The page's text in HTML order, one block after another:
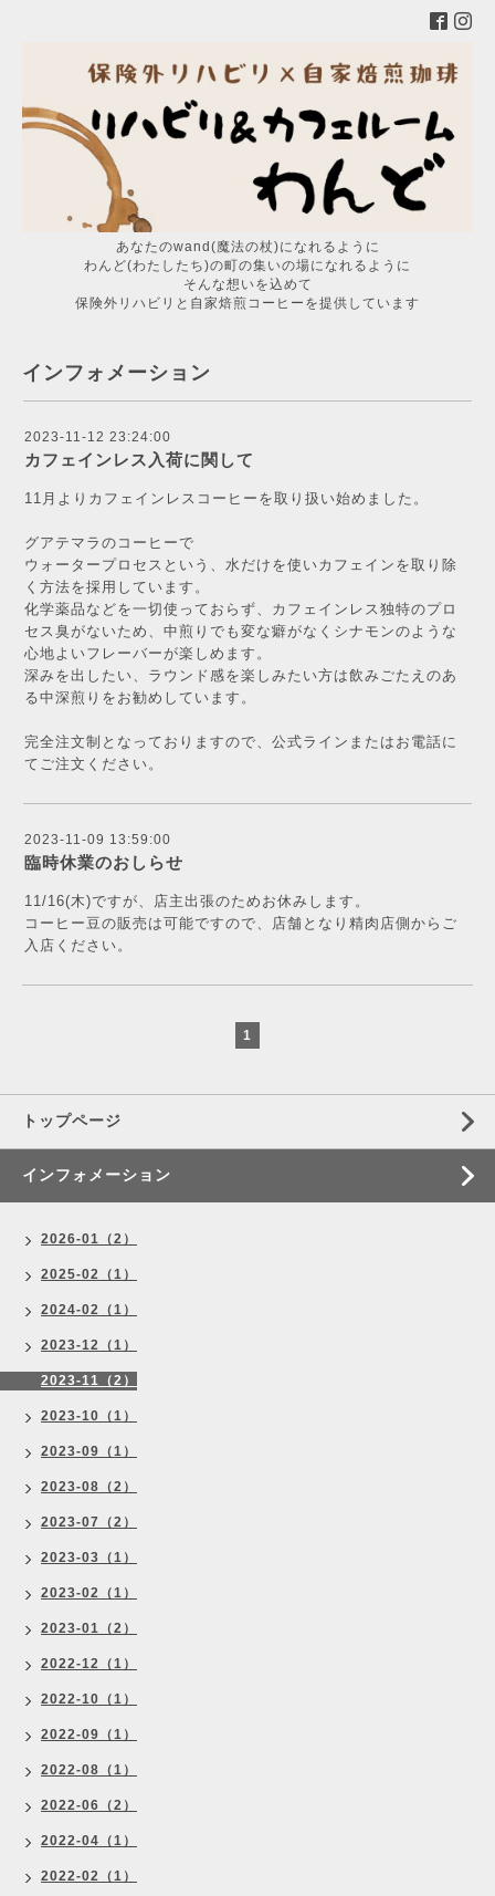
あなたのwand(魔法の杖)になれるように
わんど(わたしたち)の町の集いの場になれるように
そんな想いを込めて
保険外リハビリと自家焙煎コーヒーを提供しています
インフォメーション
2023-11-12 23:24:00
カフェインレス入荷に関して
11月よりカフェインレスコーヒーを取り扱い始めました。
グアテマラのコーヒーで
ウォータープロセスという、水だけを使いカフェインを取り除
く方法を採用しています。
化学薬品などを一切使っておらず、カフェインレス独特のプロ
セス臭がないため、中煎りでも変な癖がなくシナモンのような
心地よいフレーバーが楽しめます。
深みを出したい、ラウンド感を楽しみたい方は飲みごたえのあ
る中深煎りをお勧めしています。
完全注文制となっておりますので、公式ラインまたはお電話に
てご注文ください。
2023-11-09 13:59:00
臨時休業のおしらせ
11/16(木)ですが、店主出張のためお休みします。
コーヒー豆の販売は可能ですので、店舗となり精肉店側からご
入店ください。
1
トップページ
インフォメーション
2026-01（2）
2025-02（1）
2024-02（1）
2023-12（1）
2023-11（2）
2023-10（1）
2023-09（1）
2023-08（2）
2023-07（2）
2023-03（1）
2023-02（1）
2023-01（2）
2022-12（1）
2022-10（1）
2022-09（1）
2022-08（1）
2022-06（2）
2022-04（1）
2022-02（1）